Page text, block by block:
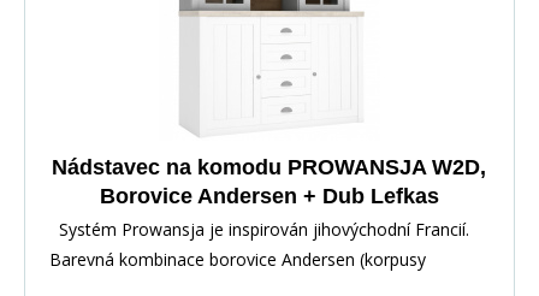
Nádstavec na komodu PROWANSJA W2D,
Borovice Andersen + Dub Lefkas
Systém Prowansja je inspirován jihovýchodní Francií.
Barevná kombinace borovice Andersen (korpusy